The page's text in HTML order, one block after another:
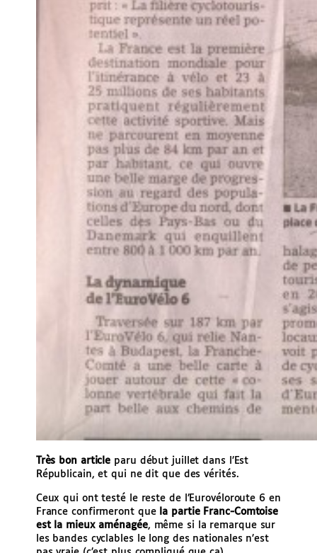
Très bon article paru début juillet dans l’Est
Républicain, et qui ne dit que des vérités.
Ceux qui ont testé le reste de l’Eurovéloroute 6 en
France confirmeront que
la partie Franc-Comtoise
est la mieux aménagée, même si la remarque sur
les bandes cyclables le long des nationales n’est